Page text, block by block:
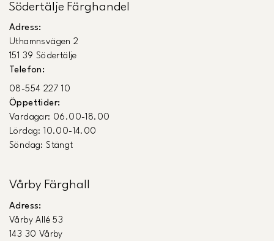
Södertälje Färghandel
Adress:
Uthamnsvägen 2
151 39 Södertälje
Telefon:
08-554 227 10
Öppettider:
Vardagar: 06.00-18.00
Lördag: 10.00-14.00
Söndag: Stängt
Vårby Färghall
Adress:
Vårby Allé 53
143 30 Vårby